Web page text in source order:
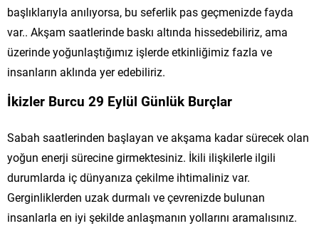
başlıklarıyla anılıyorsa, bu seferlik pas geçmenizde fayda
var.. Akşam saatlerinde baskı altında hissedebiliriz, ama
üzerinde yoğunlaştığımız işlerde etkinliğimiz fazla ve
insanların aklında yer edebiliriz.
İkizler Burcu 29 Eylül Günlük Burçlar
Sabah saatlerinden başlayan ve akşama kadar sürecek olan
yoğun enerji sürecine girmektesiniz. İkili ilişkilerle ilgili
durumlarda iç dünyanıza çekilme ihtimaliniz var.
Gerginliklerden uzak durmalı ve çevrenizde bulunan
insanlarla en iyi şekilde anlaşmanın yollarını aramalısınız.